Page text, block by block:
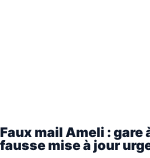
Faux mail Ameli : gare
fausse mise à jour